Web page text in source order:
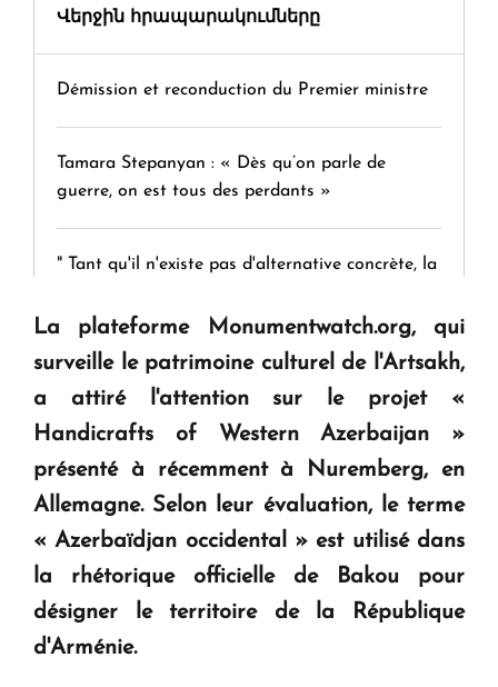
Վերջին հրապարակումները
Démission et reconduction du Premier ministre
Tamara Stepanyan : « Dès qu’on parle de
guerre, on est tous des perdants »
" Tant qu'il n'existe pas d'alternative concrète, la
KASA : 30 ans d'audace, de résilience et d'avenir
en Arménie
Le premier hôtel Hyatt Regency d'Arménie
ouvrira ses portes à Dilijan
La plateforme Monumentwatch.org, qui
surveille le patrimoine culturel de l'Artsakh,
a attiré l'attention sur le projet «
Handicrafts of Western Azerbaijan »
présenté à récemment à Nuremberg, en
Allemagne. Selon leur évaluation, le terme
« Azerbaïdjan occidental » est utilisé dans
la rhétorique officielle de Bakou pour
désigner le territoire de la République
d'Arménie.